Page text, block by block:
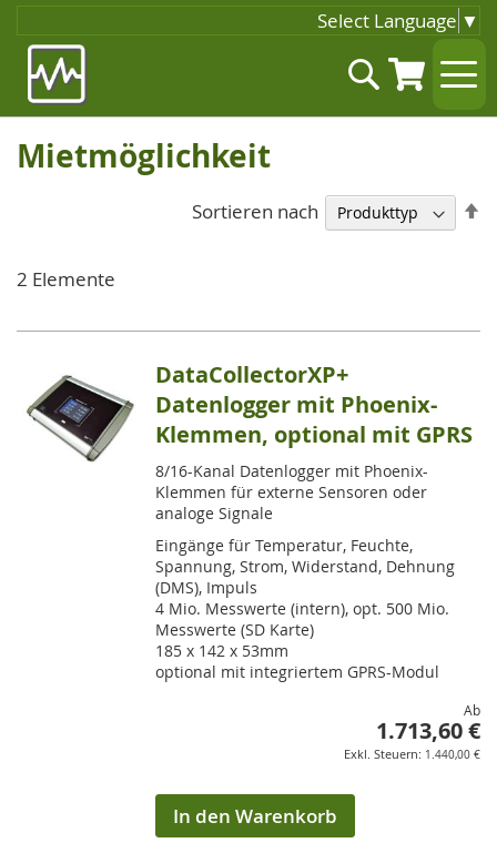
Select Language ▼
Inhalt
springen
Suche
Mietmöglichkeit
2 Elemente
Sortieren nach
DataCollectorXP+
Datenlogger mit Phoenix-
Klemmen, optional mit GPRS
8/16-Kanal Datenlogger mit Phoenix-
Klemmen für externe Sensoren oder
analoge Signale
Eingänge für Temperatur, Feuchte,
Spannung, Strom, Widerstand, Dehnung
(DMS), Impuls
4 Mio. Messwerte (intern), opt. 500 Mio.
Messwerte (SD Karte)
185 x 142 x 53mm
optional mit integriertem GPRS-Modul
Ab
1.713,60 €
1.440,00 €
In den Warenkorb